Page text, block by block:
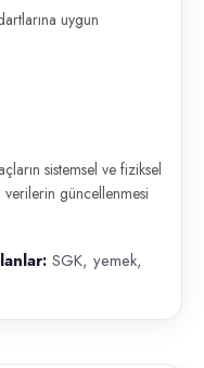
uygun
sistemsel ve fiziksel
güncellenmesi
SGK, yemek,